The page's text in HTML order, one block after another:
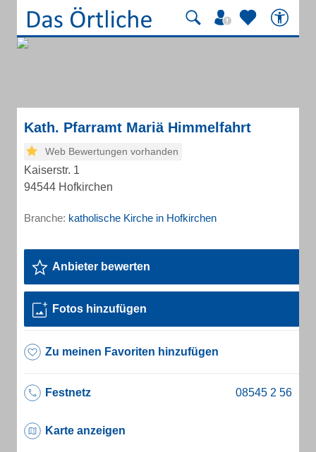
Kath. Pfarramt Mariä Himmelfahrt
Web Bewertungen vorhanden
Kaiserstr. 1
94544 Hofkirchen
Branche: katholische Kirche in Hofkirchen
Anbieter bewerten
Fotos hinzufügen
Zu meinen Favoriten hinzufügen
Festnetz
Karte anzeigen